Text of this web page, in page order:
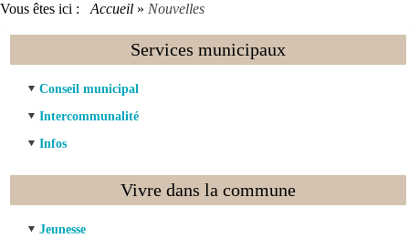
Vous êtes ici : Accueil » Nouvelles
Services municipaux
Conseil municipal
Intercommunalité
Infos
Vivre dans la commune
Jeunesse